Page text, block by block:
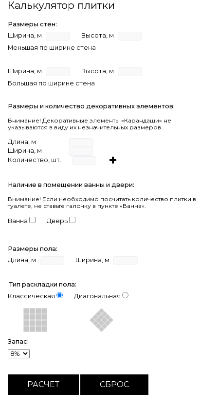
Калькулятор плитки
Размеры стен:
Ширина, м
Высота, м
Меньшая по ширине стена
Ширина, м
Высота, м
Большая по ширине стена
Размеры и количество декоративных элементов:
Внимание! Декоративные элементы «Карандаши» не
указываются в виду их незначительных размеров.
Длина, м
Ширина, м
Количество, шт.
Наличие в помещении ванны и двери:
Внимание! Если необходимо посчитать количество плитки в
туалете, не ставьте галочку в пункте «Ванна».
Ванна Дверь
Размеры пола:
Длина, м
Ширина, м
Тип раскладки пола:
Классическая
Диагональная
Запас: